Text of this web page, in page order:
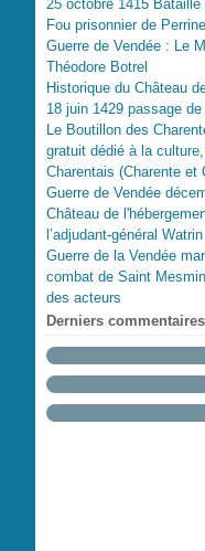
25 octobre 1415
Fou prisonnier de
Guerre de Vendée : Le
Théodore Botrel
Historique du Château
18 juin 1429 passage de
Le Boutillon des
gratuit dédié à la
Charentais (Charente et
Guerre de Vendée
Château de
l’adjudant-général Watrin
Guerre de la Vendée
combat de Saint
des acteurs
Derniers commentaires